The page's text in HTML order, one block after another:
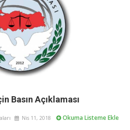
Basın Açıklaması
Nis 11, 2018 Okuma Listeme Ekle